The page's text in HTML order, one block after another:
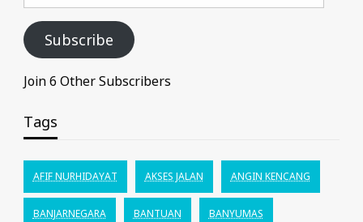
Address
Subscribe
Join 6 Other Subscribers
Tags
AFIF NURHIDAYAT AKSES JALAN ANGIN KENCANG
BANJARNEGARA BANTUAN BANYUMAS